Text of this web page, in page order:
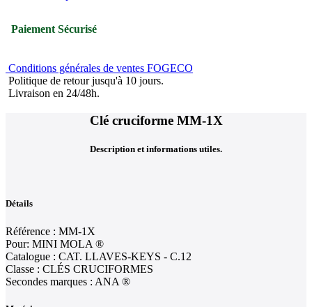
Paiement Sécurisé
Conditions générales de ventes FOGECO
Politique de retour jusqu'à 10 jours.
Livraison en 24/48h.
Clé cruciforme MM-1X
Description et informations utiles.
Détails
Référence : MM-1X
Pour: MINI MOLA ®
Catalogue : CAT. LLAVES-KEYS - C.12
Classe : CLÉS CRUCIFORMES
Secondes marques : ANA ®